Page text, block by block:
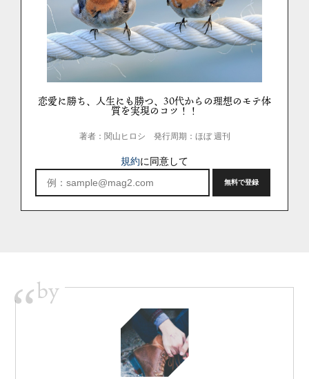
恋愛に勝ち、人生にも勝つ、30代からの理想のモテ体
質を実現のコツ！！
著者：関山ヒロシ 発行周期：ほぼ 週刊
規約に同意して
“by